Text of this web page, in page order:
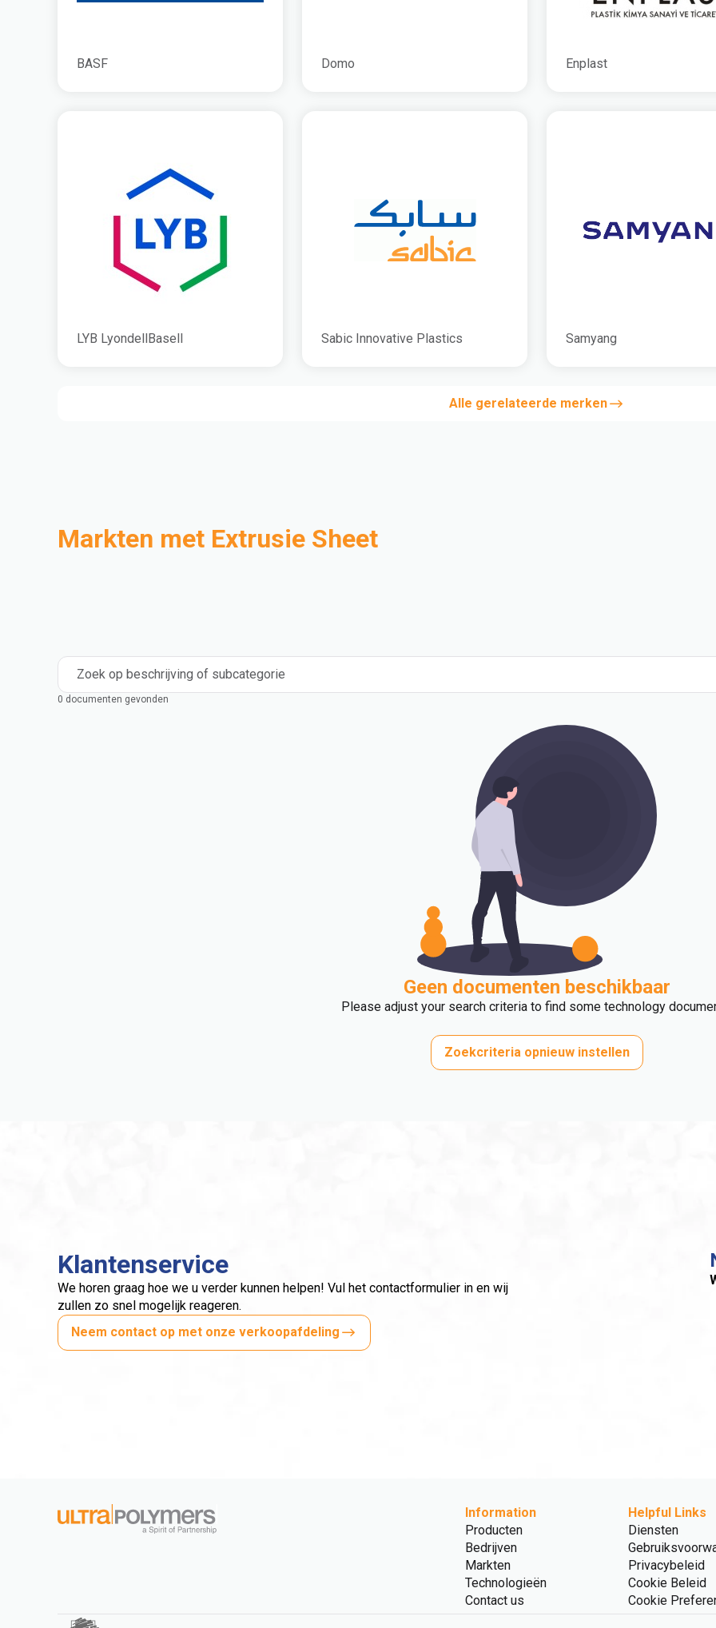
BASF Domo Enplast
LYB LyondellBasell Sabic Innovative Plastics Samyang
Alle gerelateerde merken
Markten met Extrusie Sheet
Zoek op beschrijving of subcategorie
0 documenten gevonden
Geen documenten beschikbaar
Please adjust your search criteria to find some technology
Zoekcriteria opnieuw instellen
Klantenservice
We horen graag hoe we u verder kunnen helpen! Vul het contactformulier in en wij
zullen zo snel mogelijk reageren.
Neem contact op met onze verkoopafdeling
Information
Producten
Bedrijven
Markten
Technologieën
Contact us
Helpful Links
Diensten
Privacybeleid
Cookie Beleid
Cookie